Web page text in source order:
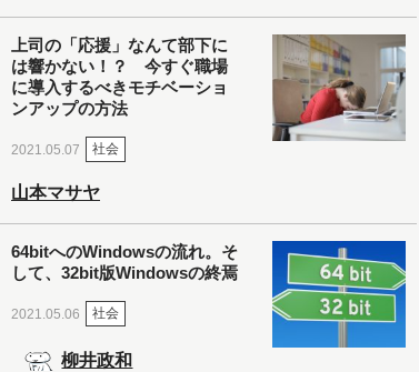
上司の「応援」なんて部下に
は響かない！？ 今すぐ職場
に導入するべきモチベーショ
ンアップの方法
2021.05.07 社会
山本マサヤ
64bitへのWindowsの流れ。そ
して、32bit版Windowsの終焉
2021.05.06 社会
柳井政和